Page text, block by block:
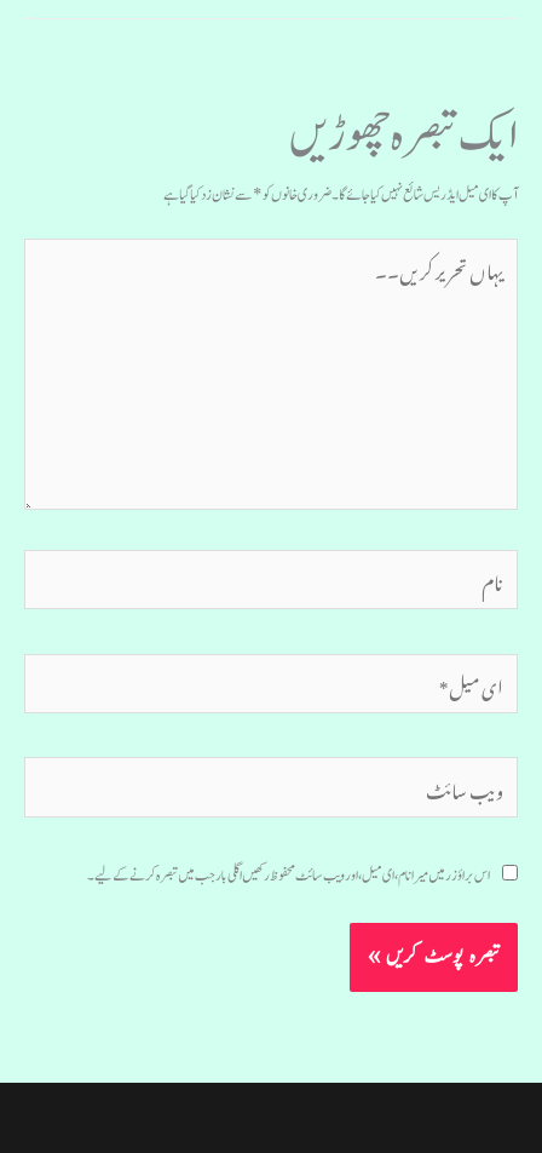
ایک تبصرہ چھوڑیں
آپ کا ای میل ایڈریس شائع نہیں کیا جائے گا۔ضروری خانوں کو*سے نشان زد کیا گیا ہے
تحریر
میل*
سائٹ
اس براؤزر میں میرا نام، ای میل، اور ویب سائٹ محفوظ رکھیں اگلی بار جب میں تبصرہ کرنے کےلیے۔